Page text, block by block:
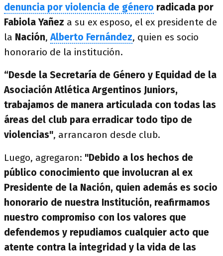
denuncia por violencia de género radicada por
Fabiola Yañez a su ex esposo, el ex presidente de
la Nación, Alberto Fernández, quien es socio
honorario de la institución.
“Desde la Secretaría de Género y Equidad de la
Asociación Atlética Argentinos Juniors,
trabajamos de manera articulada con todas las
áreas del club para erradicar todo tipo de
violencias", arrancaron desde club.
Luego, agregaron: "Debido a los hechos de
público conocimiento que involucran al ex
Presidente de la Nación, quien además es socio
honorario de nuestra Institución, reafirmamos
nuestro compromiso con los valores que
defendemos y repudiamos cualquier acto que
atente contra la integridad y la vida de las